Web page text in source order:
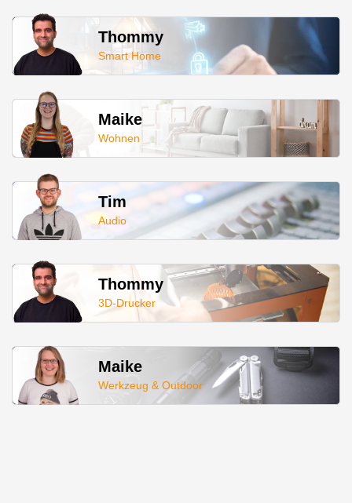
Thommy
Smart Home
Maike
Wohnen
Tim
Audio
Thommy
3D-Drucker
Maike
Werkzeug & Outdoor